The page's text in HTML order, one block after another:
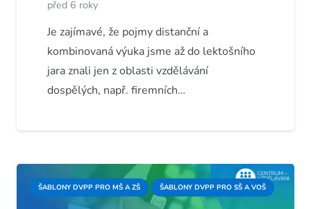
před 6 roky
Je zajímavé, že pojmy distanční a
kombinovaná výuka jsme až do lektošního
jara znali jen z oblasti vzdělávání
dospělých, např. firemních…
ŠABLONY DVPP PRO MŠ A ZŠ ŠABLONY DVPP PRO SŠ A VOŠ